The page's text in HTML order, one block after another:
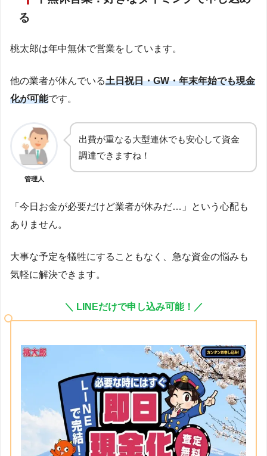
る
桃太郎は年中無休で営業をしています。
他の業者が休んでいる土日祝日・GW・年末年始でも現金
化が可能です。
管理人
出費が重なる大型連休でも安心して資金
調達できますね！
「今日お金が必要だけど業者が休みだ…」という心配も
ありません。
大事な予定を犠牲にすることもなく、急な資金の悩みも
気軽に解決できます。
＼ LINEだけで申し込み可能！／